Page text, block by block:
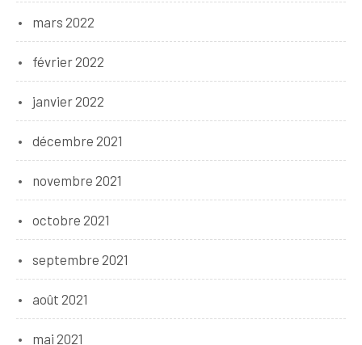
mars 2022
février 2022
janvier 2022
décembre 2021
novembre 2021
octobre 2021
septembre 2021
août 2021
mai 2021